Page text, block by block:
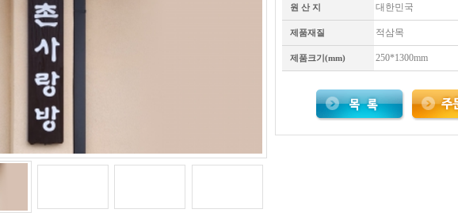
원 산 지 대한민국
제품재질 적삼목
제품크기(mm) 250*1300mm